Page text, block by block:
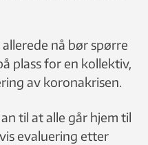
nå bør spørre
plass for en kollektiv,
av koronakrisen.
til at alle går hjem til
evaluering etter